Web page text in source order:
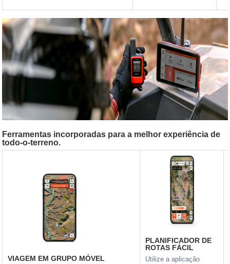
Ferramentas incorporadas para a melhor experiência de
todo-o-terreno.
VIAGEM EM GRUPO MÓVEL
PLANIFICADOR DE
ROTAS FÁCIL
Utilize a aplicação